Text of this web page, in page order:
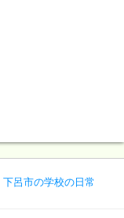
下呂市の学校の日常